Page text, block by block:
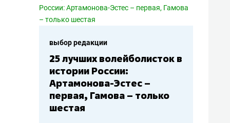
выбор редакции
Бюджеты клубов КХЛ: СКА
– главный мажор, «Ак
Барс» – второй, «Салават
Юлаев» – середняк